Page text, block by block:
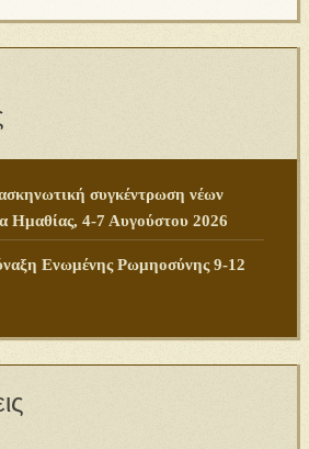
συγκέντρωση νέων
Ημαθίας, 4-7 Αυγούστου 2026
Ενωμένης Ρωμηοσύνης 9-12